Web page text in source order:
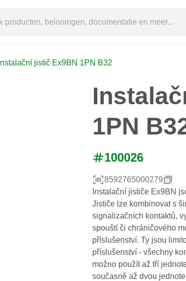
Instalační jistič Ex9BN 1PN B32
1PN
100026
8592765000279
Instalační jističe Ex9BN
Jističe lze kombinovat s
signalizačních kontaktů,
spouští či chráničového
příslušenství. Ty jsou
příslušenství - všechny
možno použít až tří
současně až dvou